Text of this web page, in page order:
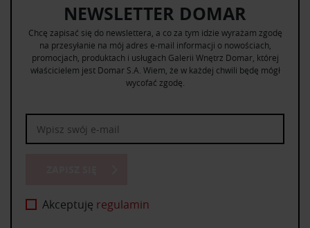
NEWSLETTER DOMAR
Chcę zapisać się do newslettera, a co za tym idzie wyrażam zgodę
na przesyłanie na mój adres e-mail informacji o nowościach,
promocjach, produktach i usługach Galerii Wnętrz Domar, której
właścicielem jest Domar S.A. Wiem, że w każdej chwili będę mógł
wycofać zgodę.
Akceptuję regulamin